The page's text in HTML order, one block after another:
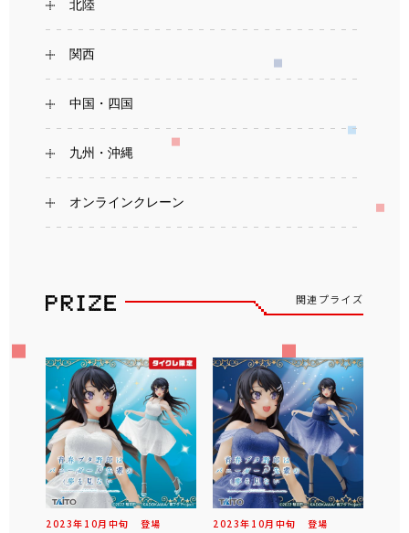
北陸
関西
中国・四国
九州・沖縄
オンラインクレーン
関連プライズ
2023年 10月 中旬 登場 2023年 10月 中旬 登場